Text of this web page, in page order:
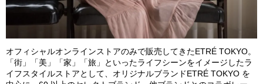
オフィシャルオンラインストアのみで販売してきたETRÉ TOKYO。
「街」「美」「家」「旅」といったライフシーンをイメージしたラ
イフスタイルストアとして、オリジナルブランドETRÉ TOKYO を